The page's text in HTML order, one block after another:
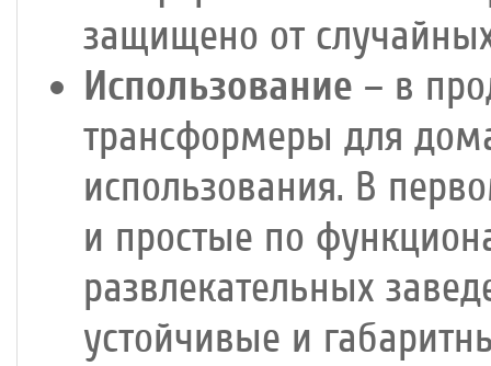
защищено от
Использование – в
трансформеры для
использования. В
и простые по
развлекательных
устойчивые и